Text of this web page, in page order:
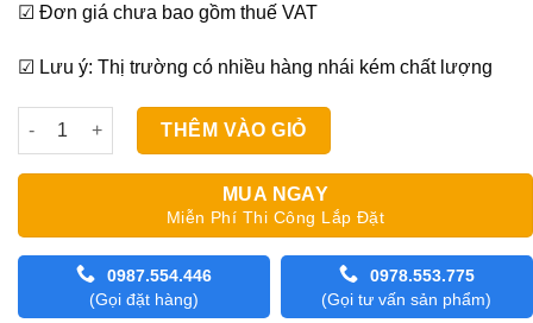
☑ Đơn giá chưa bao gồm thuế VAT
☑ Lưu ý: Thị trường có nhiều hàng nhái kém chất lượng
Rèm Lá Phòng Làm Việc Blinds A410 số lượng
THÊM VÀO GIỎ
MUA NGAY
Miễn Phí Thi Công Lắp Đặt
0987.554.446
(Gọi đặt hàng)
0978.553.775
(Gọi tư vấn sản phẩm)